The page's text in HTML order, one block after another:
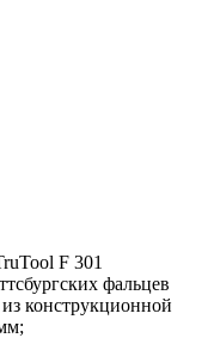
F 301
фальцев
конструкционной